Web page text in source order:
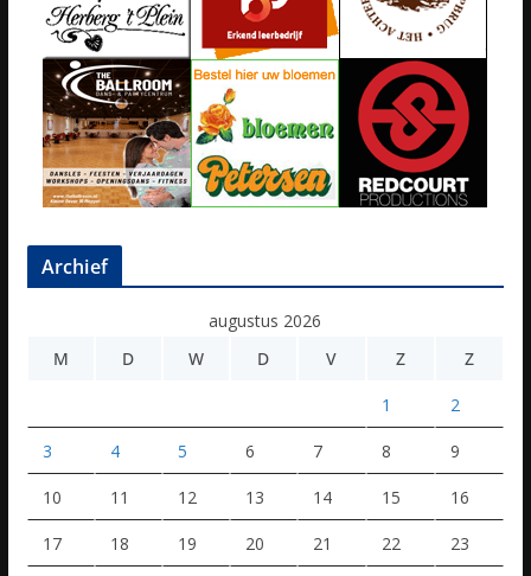
Archief
augustus 2026
M
D W D V Z Z
1 2
3 4 5 6 7 8 9
10 11 12 13 14 15 16
17 18 19 20 21 22 23